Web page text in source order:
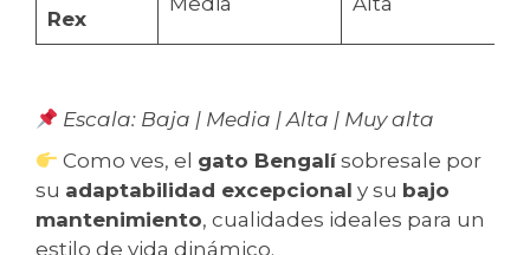
Rex
Escala: Baja | Media | Alta | Muy alta
Como ves, el gato Bengalísobresale por
su adaptabilidad excepcional y su bajo
mantenimiento, cualidades ideales para un
estilo de vida dinámico.